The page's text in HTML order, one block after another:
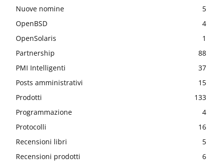
Nuove nomine
5
OpenBSD
4
OpenSolaris
1
Partnership
88
PMI Intelligenti
37
Posts amministrativi
15
Prodotti
133
Programmazione
4
Protocolli
16
Recensioni libri
5
Recensioni prodotti
6